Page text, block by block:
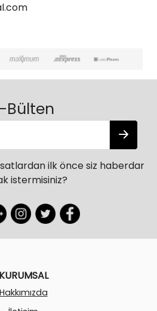
Bülten
ilk önce siz haberdar
istermisiniz?
KURUMSAL
Hakkımızda